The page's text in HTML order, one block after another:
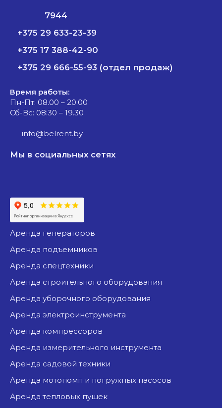
7944
+375 29 633-23-39
+375 17 388-42-90
+375 29 666-55-93 (отдел продаж)
Время работы:
Пн-Пт: 08.00 – 20.00
Сб-Вс: 08:30 – 19.30
info@belrent.by
Мы в социальных сетях
аренда генераторов
аренда подъемников
аренда спецтехники
аренда строительного оборудования
аренда уборочного оборудования
аренда электроинструмента
аренда компрессоров
аренда измерительного инструмента
аренда садовой техники
аренда мотопомп и погружных насосов
аренда тепловых пушек